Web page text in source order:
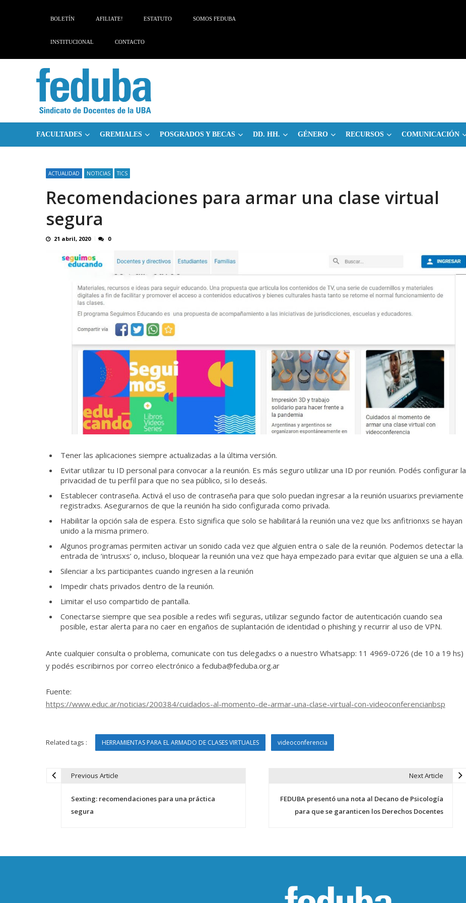
BOLETÍN AFILIATE! ESTATUTO SOMOS FEDUBA
INSTITUCIONAL CONTACTO
FACULTADES GREMIALES POSGRADOS Y BECAS DD. HH. GÉNERO RECURSOS COMUNICACIÓN
ACTUALIDAD NOTICIAS TICS
Recomendaciones para armar una clase virtual
segura
21 abril, 2020 0
Tener las aplicaciones siempre actualizadas a la última versión.
Evitar utilizar tu ID personal para convocar a la reunión. Es más seguro utilizar una ID por reunión. Podés configurar la
privacidad de tu perfil para que no sea público, si lo deseás.
Establecer contraseña. Activá el uso de contraseña para que solo puedan ingresar a la reunión usuarixs previamente
registradxs. Asegurarnos de que la reunión ha sido configurada como privada.
Habilitar la opción sala de espera. Esto significa que solo se habilitará la reunión una vez que lxs anfitrionxs se hayan
unido a la misma primero.
Algunos programas permiten activar un sonido cada vez que alguien entra o sale de la reunión. Podemos detectar la
entrada de ‘intrusxs’ o, incluso, bloquear la reunión una vez que haya empezado para evitar que alguien se una a ella.
Silenciar a lxs participantes cuando ingresen a la reunión
Impedir chats privados dentro de la reunión.
Limitar el uso compartido de pantalla.
Conectarse siempre que sea posible a redes wifi seguras, utilizar segundo factor de autenticación cuando sea
posible, estar alerta para no caer en engaños de suplantación de identidad o phishing y recurrir al uso de VPN.
Ante cualquier consulta o problema, comunicate con tus delegadxs o a nuestro Whatsapp: 11 4969-0726 (de 10 a 19 hs)
y podés escribirnos por correo electrónico a feduba@feduba.org.ar
Fuente:
https://www.educ.ar/noticias/200384/cuidados-al-momento-de-armar-una-clase-virtual-con-videoconferencianbsp
Related tags : HERRAMIENTAS PARA EL ARMADO DE CLASES VIRTUALES videoconferencia
e
Previous Article
Sexting: recomendaciones para una práctica
segura
Next Article
FEDUBA presentó una nota al Decano de Psicología
para que se garanticen los Derechos Docentes